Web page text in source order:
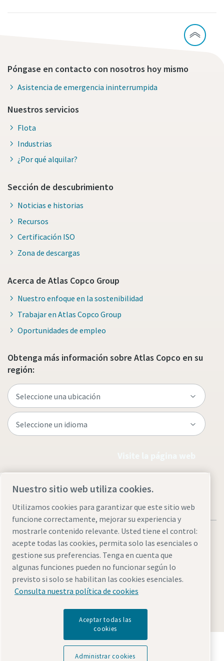
Póngase en contacto con nosotros hoy mismo
Asistencia de emergencia ininterrumpida
Nuestros servicios
Flota
Industrias
¿Por qué alquilar?
Sección de descubrimiento
Noticias e historias
Recursos
Certificación ISO
Zona de descargas
Acerca de Atlas Copco Group
Nuestro enfoque en la sostenibilidad
Trabajar en Atlas Copco Group
Oportunidades de empleo
Obtenga más información sobre Atlas Copco en su
región:
Aviso legal y aviso de privacidadAdministrar cookies
AccesibilidadMapa del sitio
© 2026 Atlas Copco AB
Descubre cómo Atlas Copco Group impulsa la
tecnología que transforma el futuro.
Nuestro sitio web utiliza cookies.
Utilizamos cookies para garantizar que este sitio web
funcione correctamente, mejorar su experiencia y
mostrarle contenido relevante. Usted tiene el control:
acepte todas las cookies, permita solo las esenciales o
gestione sus preferencias. Tenga en cuenta que
algunas funciones pueden no funcionar según lo
previsto si solo se habilitan las cookies esenciales.
Consulta nuestra política de cookies
Aceptar todas las
cookies
Administrar cookies